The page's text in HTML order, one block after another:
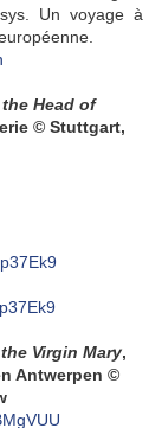
Un voyage à
Head of
© Stuttgart,
Virgin Mary,
Antwerpen ©